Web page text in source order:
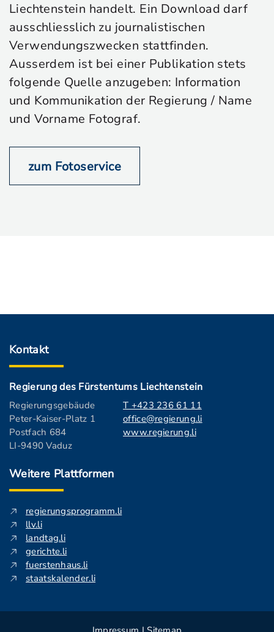
Liechtenstein handelt. Ein Download darf
ausschliesslich zu journalistischen
Verwendungszwecken stattfinden.
Ausserdem ist bei einer Publikation stets
folgende Quelle anzugeben: Information
und Kommunikation der Regierung / Name
und Vorname Fotograf.
zum Fotoservice
Kontakt
Regierung des Fürstentums Liechtenstein
Regierungsgebäude
Peter-Kaiser-Platz 1
Postfach 684
LI-9490 Vaduz
T +423 236 61 11
office@regierung.li
www.regierung.li
Weitere Plattformen
regierungsprogramm.li
llv.li
landtag.li
gerichte.li
fuerstenhaus.li
staatskalender.li